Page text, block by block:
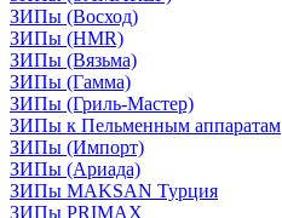
ЗИПы (Восход)
ЗИПы (HMR)
ЗИПы (Вязьма)
ЗИПы (Гамма)
ЗИПы (Гриль-Мастер)
ЗИПы к Пельменным аппаратам
ЗИПы (Импорт)
ЗИПы (Ариада)
ЗИПы MAKSAN Турция
ЗИПы PRIMAX